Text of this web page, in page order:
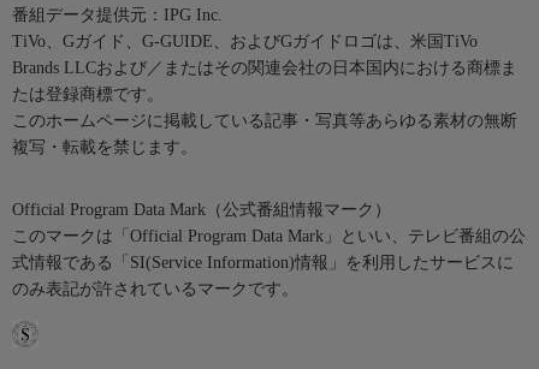
番組データ提供元：IPG Inc.
TiVo、Gガイド、G-GUIDE、およびGガイドロゴは、米国TiVo
Brands LLCおよび／またはその関連会社の日本国内における商標ま
たは登録商標です。
このホームページに掲載している記事・写真等あらゆる素材の無断
複写・転載を禁じます。
Official Program Data Mark（公式番組情報マーク）
このマークは「Official Program Data Mark」といい、テレビ番組の公
式情報である「SI(Service Information)情報」を利用したサービスに
のみ表記が許されているマークです。